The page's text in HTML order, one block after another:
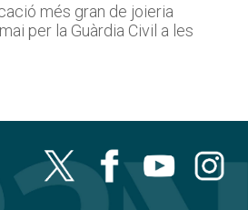
més gran de joieria
per la Guàrdia Civil a les